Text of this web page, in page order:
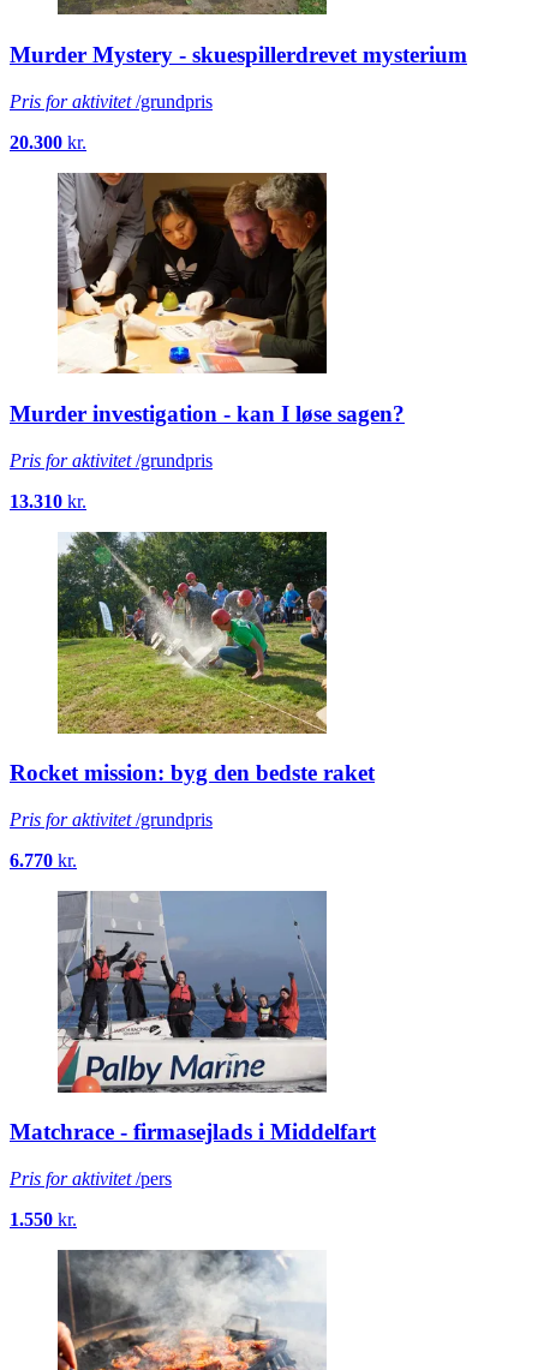
Murder Mystery - skuespillerdrevet mysterium
Pris for aktivitet/grundpris
20.300 kr.
Murder investigation - kan I løse sagen?
Pris for aktivitet/grundpris
13.310 kr.
Rocket mission: byg den bedste raket
Pris for aktivitet/grundpris
6.770 kr.
Matchrace - firmasejlads i Middelfart
Pris for aktivitet/pers
1.550 kr.